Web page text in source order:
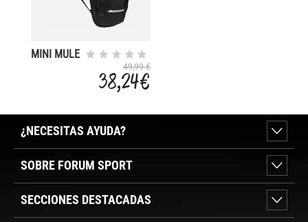
MINI MULE
49,99 €
38,24 €
¿NECESITAS AYUDA?
SOBRE FORUM SPORT
SECCIONES DESTACADAS